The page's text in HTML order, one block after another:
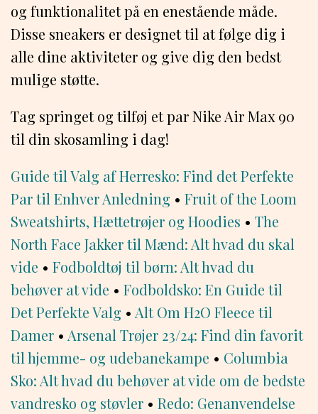
og funktionalitet på en enestående måde.
Disse sneakers er designet til at følge dig i
alle dine aktiviteter og give dig den bedst
mulige støtte.
Tag springet og tilføj et par Nike Air Max 90
til din skosamling i dag!
Guide til Valg af Herresko: Find det Perfekte
Par til Enhver Anledning • Fruit of the Loom
Sweatshirts, Hættetrøjer og Hoodies • The
North Face Jakker til Mænd: Alt hvad du skal
vide • Fodboldtøj til børn: Alt hvad du
behøver at vide • Fodboldsko: En Guide til
Det Perfekte Valg • Alt Om H2O Fleece til
Damer • Arsenal Trøjer 23/24: Find din favorit
til hjemme- og udebanekampe • Columbia
Sko: Alt hvad du behøver at vide om de bedste
vandresko og støvler • Redo: Genanvendelse